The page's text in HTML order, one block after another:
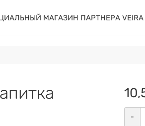
МАГАЗИН ПАРТНЕРА
-